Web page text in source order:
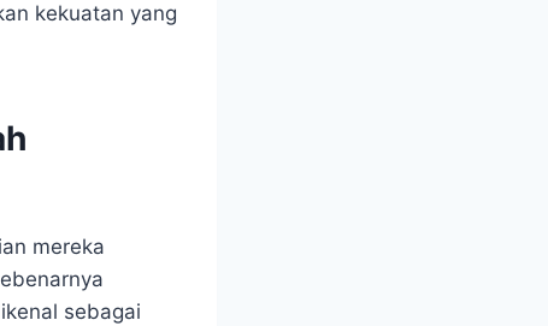
kekuatan yang
mereka
sebagai